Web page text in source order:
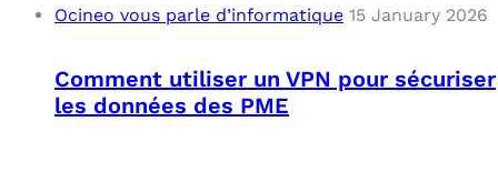
Ocineo vous parle d’informatique 15 January 2026
Comment utiliser un VPN pour sécuriser
les données des PME